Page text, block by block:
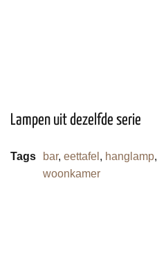
Lampen uit dezelfde serie
Tags bar, eettafel , hanglamp,
woonkamer